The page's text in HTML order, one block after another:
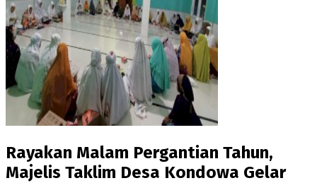
Rayakan Malam Pergantian Tahun,
Majelis Taklim Desa Kondowa Gelar